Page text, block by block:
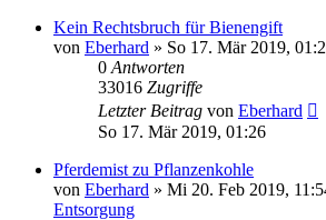
Kein Rechtsbruch für Bienengift
von Eberhard » So 17. Mär 2019,
0 Antworten
33016 Zugriffe
Letzter Beitrag von Eberhard
So 17. Mär 2019, 01:26
Pferdemist zu Pflanzenkohle
von Eberhard » Mi 20. Feb 2019,
Entsorgung